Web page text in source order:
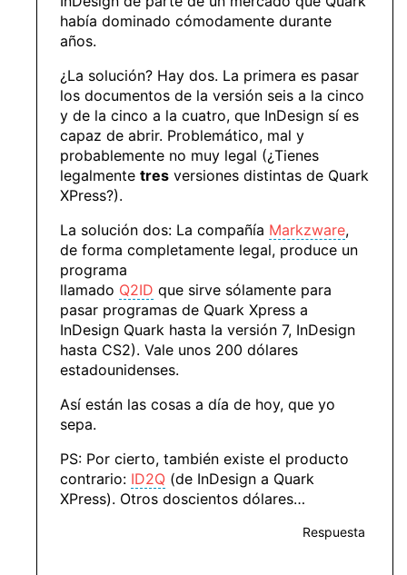
había dominado cómodamente durante
años.
¿La solución? Hay dos. La primera es pasar
los documentos de la versión seis a la cinco
y de la cinco a la cuatro, que InDesign sí es
capaz de abrir. Problemático, mal y
probablemente no muy legal (¿Tienes
legalmente tres versiones distintas de Quark
XPress?).
La solución dos: La compañía Markzware,
de forma completamente legal, produce un
programa
llamado Q2ID que sirve sólamente para
pasar programas de Quark Xpress a
InDesign Quark hasta la versión 7, InDesign
hasta CS2). Vale unos 200 dólares
estadounidenses.
Así están las cosas a día de hoy, que yo
sepa.
PS: Por cierto, también existe el producto
contrario: ID2Q (de InDesign a Quark
XPress). Otros doscientos dólares…
Respuesta